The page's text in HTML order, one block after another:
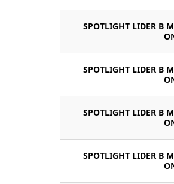
SPOTLIGHT LIDER B
SPOTLIGHT LIDER B
SPOTLIGHT LIDER B
SPOTLIGHT LIDER B